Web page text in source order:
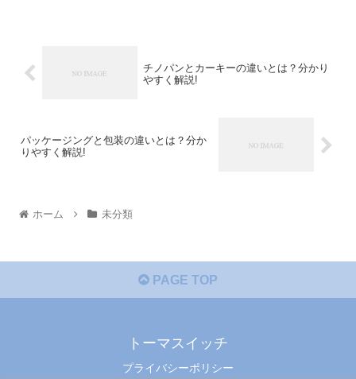
チノパンとカーキーの違いとは？分かり
やすく解説!
パッケージングと包装の違いとは？分か
りやすく解説!
ホーム 未分類
PAGE TOP
トーマスイッチ
プライバシーポリシー